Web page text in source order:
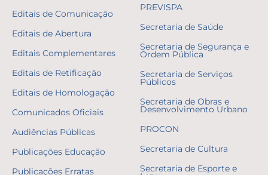
Editais de Comunicação
Editais de Abertura
Editais Complementares
Editais de Retificação
Editais de Homologação
Comunicados Oficiais
Audiências Públicas
Publicações Educação
Publicações Erratas
PREVISPA
Secretaria de Saúde
Secretaria de Segurança e
Ordem Pública
Secretaria de Serviços
Públicos
Secretaria de Obras e
Desenvolvimento Urbano
PROCON
Secretaria de Cultura
Secretaria de Esporte e